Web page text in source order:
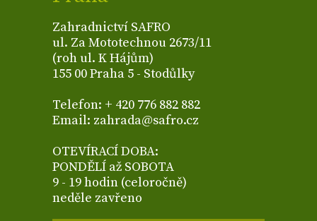
Zahradnictví SAFRO
ul. Za Mototechnou 2673/11
(roh ul. K Hájům)
155 00 Praha 5 - Stodůlky
Telefon: + 420 776 882 882
Email: zahrada@safro.cz
OTEVÍRACÍ DOBA:
PONDĚLÍ až SOBOTA
9 - 19 hodin (celoročně)
neděle zavřeno